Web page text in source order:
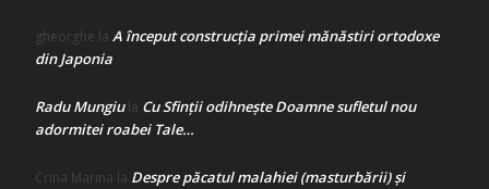
gheorghe la A început construcţia primei mănăstiri ortodoxe
din Japonia
Radu Mungiula Cu Sfinții odihnește Doamne sufletul nou
adormitei roabei Tale…
Crina Marina la Despre păcatul malahiei (masturbării) şi